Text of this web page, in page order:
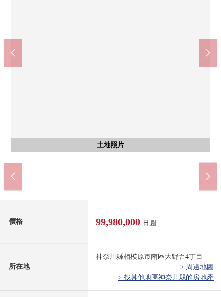
土地照片
土地照片
土地照片
含有前面道路的外觀
含有前面道路的外觀
其他
周圍的街景
土地照片
其他
相模原城市公園綠地(約20m)
其他
相模原城市公園綠地(約20m)
NITORI HOLDINGS商城相模原(約1420m)
步行18分鐘。
ＯＫ古淵商店(約1420m)
步行18分鐘。
相模原市立大野台中央小學(約840m)
步行11分鐘。
相模原市立大野台中學(約710m)
步行9分鐘。
學校法人北裡研究所北裡大學醫院(約2420m)
步行31分鐘。
相模原高爾夫俱樂部(約720m)
步行9分鐘。
價格 99,980,000 日圓
所在地
神奈川縣相模原市南區大野台4丁目
> 周邊地圖
> 找其他地區神奈川縣的房地產